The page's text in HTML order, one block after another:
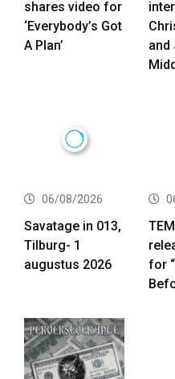
shares video for
‘Everybody’s Got
A Plan’
and
06/08/2026
Savatage in 013,
Tilburg- 1
augustus 2026
for